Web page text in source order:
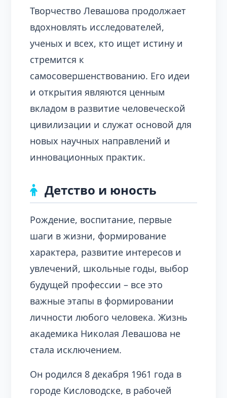
Творчество Левашова продолжает
вдохновлять исследователей,
ученых и всех, кто ищет истину и
стремится к
самосовершенствованию. Его идеи
и открытия являются ценным
вкладом в развитие человеческой
цивилизации и служат основой для
новых научных направлений и
инновационных практик.
Детство и юность
Рождение, воспитание, первые
шаги в жизни, формирование
характера, развитие интересов и
увлечений, школьные годы, выбор
будущей профессии – все это
важные этапы в формировании
личности любого человека. Жизнь
академика Николая Левашова не
стала исключением.
Он родился 8 декабря 1961 года в
городе Кисловодске, в рабочей